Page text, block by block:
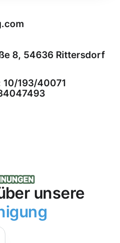
8, 54636 Rittersdorf
193/40071
unsere